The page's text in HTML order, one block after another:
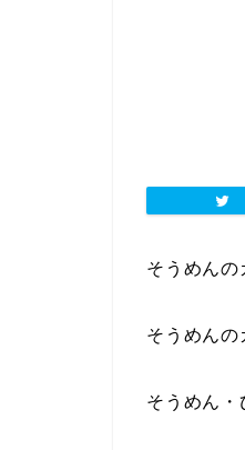
そうめんの
そうめんの
そうめん・